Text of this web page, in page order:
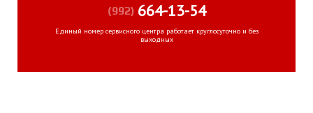
(992) 664-13-54
Единый номер сервисного центра работает круглосуточно и без
выходных